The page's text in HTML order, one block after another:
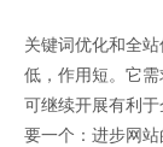
关键词优化和全
低，作用短。它
可继续开展有利
要一个：进步网